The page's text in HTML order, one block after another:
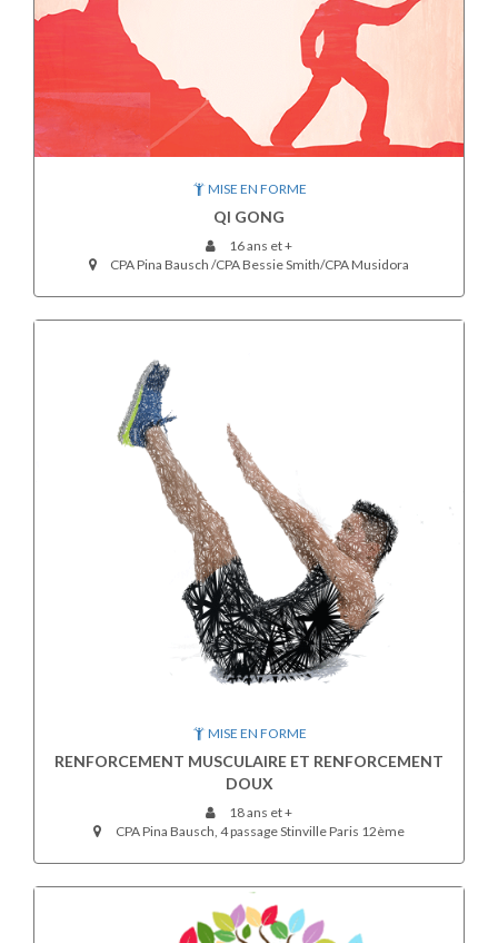
MISE EN FORME
QI GONG
16 ans et +
CPA Pina Bausch /CPA Bessie Smith/CPA Musidora
MISE EN FORME
RENFORCEMENT MUSCULAIRE ET RENFORCEMENT
DOUX
18 ans et +
CPA Pina Bausch, 4 passage Stinville Paris 12ème